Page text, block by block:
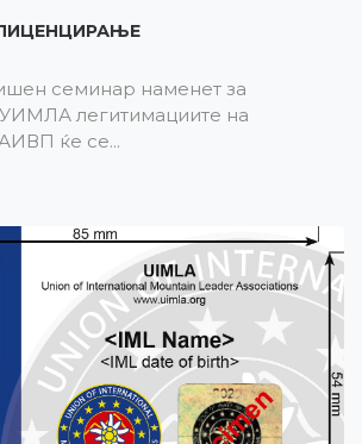
семинар наменет за
легитимациите на
ќе се...